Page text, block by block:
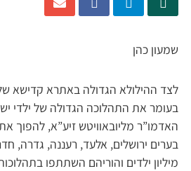
שמעון כהן
לצד ההילולא הגדולה באתרא קדישא
בעומר את התהלוכה הגדולה של ילדי
האדמו”ר מליובאוויטש זיע”א, להפוך
בערים ירושלים, אלעד, רעננה, גדרה,
מיליון ילדים והוריהם השתתפו